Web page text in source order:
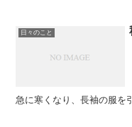
日々のこと
急に寒くなり、長袖の服を